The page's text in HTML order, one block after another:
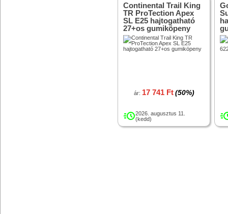
Continental Trail King
TR ProTection Apex
SL E25 hajtogatható
27+os gumiköpeny
ár: 17 741 Ft (50%)
2026. augusztus 11.
(kedd)